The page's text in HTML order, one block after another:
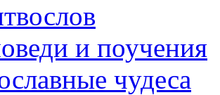
и поучения
чудеса